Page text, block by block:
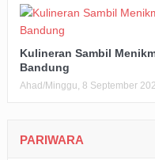
Kulineran Sambil
Bandung
Ahad/Minggu, 8 September
PARIWARA